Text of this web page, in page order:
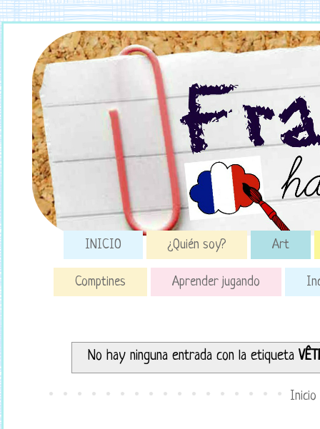
INICIO ¿Quién soy? Art
Comptines Aprender jugando
No hay ninguna entrada con la etiqueta
Inicio